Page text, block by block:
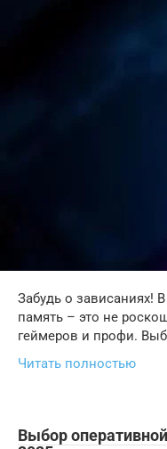
Забудь о зависаниях!
память – это не
геймеров и профи.
Читать полностью
Выбор